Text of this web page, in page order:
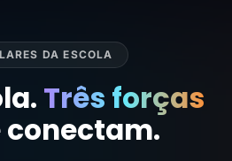
DA ESCOLA
Três forças
conectam.